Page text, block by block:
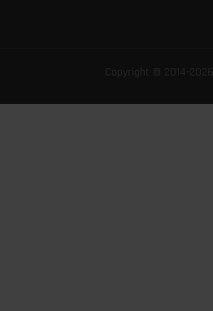
Copyright © 2014-2026